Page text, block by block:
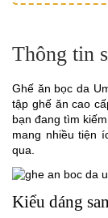
Thông tin
Ghế ăn bọc da
tập ghế ăn cao
bạn đang tìm
mang nhiều tiện
qua.
Kiểu dáng